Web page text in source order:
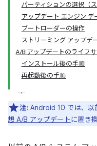
パーティションの選択（ス
アップデート エンジン デ
ブートローダーの操作
ストリーミング アップデ
A/B アップデートのライフ
インストール後の手順
再起動後の手順
注: Android 10 では、以
想 A/B アップデート に置き